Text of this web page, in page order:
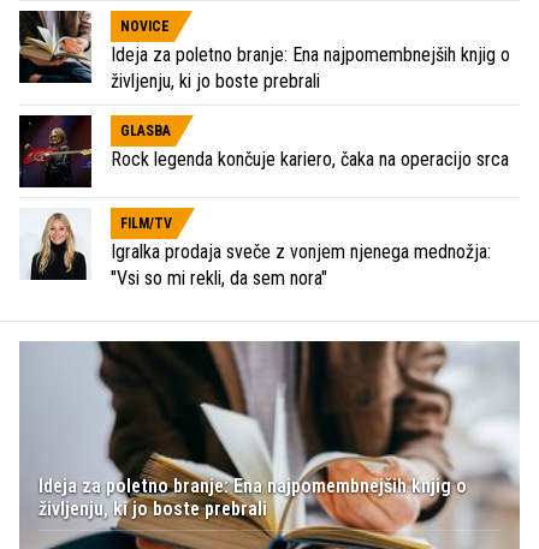
NOVICE
Ideja za poletno branje: Ena najpomembnejših knjig o
življenju, ki jo boste prebrali
GLASBA
Rock legenda končuje kariero, čaka na operacijo srca
FILM/TV
Igralka prodaja sveče z vonjem njenega mednožja:
"Vsi so mi rekli, da sem nora"
Ideja za poletno branje: Ena najpomembnejših knjig o
življenju, ki jo boste prebrali